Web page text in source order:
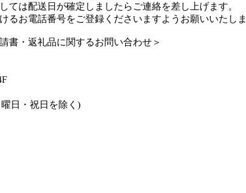
ては配送日が確定しましたらご連絡を差し上げます。
るお電話番号をご登録くださいますようお願いいたしま
書・返礼品に関するお問い合わせ＞
日・祝日を除く)